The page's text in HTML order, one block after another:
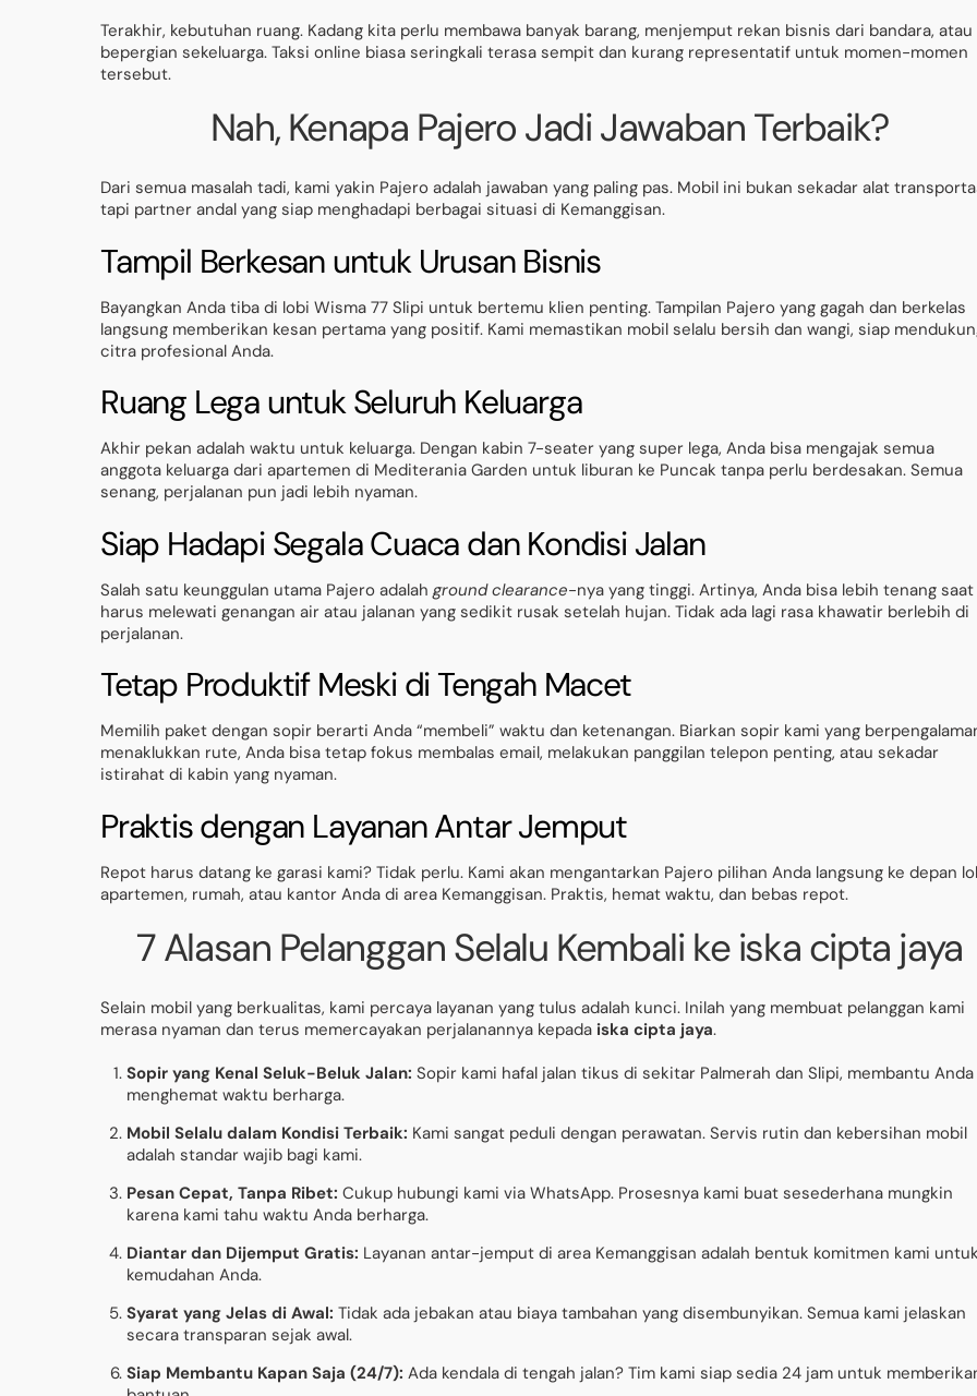
Terakhir, kebutuhan ruang. Kadang kita perlu membawa banyak barang, menjemput rekan bisnis dari bandara, atau
bepergian sekeluarga. Taksi online biasa seringkali terasa sempit dan kurang representatif untuk momen-momen
tersebut.
Nah, Kenapa Pajero Jadi Jawaban Terbaik?
Dari semua masalah tadi, kami yakin Pajero adalah jawaban yang paling pas. Mobil ini bukan sekadar alat
tapi partner andal yang siap menghadapi berbagai situasi di Kemanggisan.
Tampil Berkesan untuk Urusan Bisnis
Bayangkan Anda tiba di lobi Wisma 77 Slipi untuk bertemu klien penting. Tampilan Pajero yang gagah dan berkelas
langsung memberikan kesan pertama yang positif. Kami memastikan mobil selalu bersih dan wangi, siap
citra profesional Anda.
Ruang Lega untuk Seluruh Keluarga
Akhir pekan adalah waktu untuk keluarga. Dengan kabin 7-seater yang super lega, Anda bisa mengajak semua
anggota keluarga dari apartemen di Mediterania Garden untuk liburan ke Puncak tanpa perlu berdesakan. Semua
senang, perjalanan pun jadi lebih nyaman.
Siap Hadapi Segala Cuaca dan Kondisi Jalan
Salah satu keunggulan utama Pajero adalah ground clearance-nya yang tinggi. Artinya, Anda bisa lebih tenang saat
harus melewati genangan air atau jalanan yang sedikit rusak setelah hujan. Tidak ada lagi rasa khawatir berlebih di
perjalanan.
Tetap Produktif Meski di Tengah Macet
Memilih paket dengan sopir berarti Anda “membeli” waktu dan ketenangan. Biarkan sopir kami yang
menaklukkan rute, Anda bisa tetap fokus membalas email, melakukan panggilan telepon penting, atau sekadar
istirahat di kabin yang nyaman.
Praktis dengan Layanan Antar Jemput
Repot harus datang ke garasi kami? Tidak perlu. Kami akan mengantarkan Pajero pilihan Anda langsung ke depan
apartemen, rumah, atau kantor Anda di area Kemanggisan. Praktis, hemat waktu, dan bebas repot.
7 Alasan Pelanggan Selalu Kembali ke iska cipta jaya
Selain mobil yang berkualitas, kami percaya layanan yang tulus adalah kunci. Inilah yang membuat pelanggan kami
merasa nyaman dan terus memercayakan perjalanannya kepada iska cipta jaya.
Sopir yang Kenal Seluk-Beluk Jalan: Sopir kami hafal jalan tikus di sekitar Palmerah dan Slipi, membantu Anda
menghemat waktu berharga.
Mobil Selalu dalam Kondisi Terbaik: Kami sangat peduli dengan perawatan. Servis rutin dan kebersihan mobil
adalah standar wajib bagi kami.
Pesan Cepat, Tanpa Ribet: Cukup hubungi kami via WhatsApp. Prosesnya kami buat sesederhana mungkin
karena kami tahu waktu Anda berharga.
Diantar dan Dijemput Gratis: Layanan antar-jemput di area Kemanggisan adalah bentuk komitmen kami
kemudahan Anda.
Syarat yang Jelas di Awal: Tidak ada jebakan atau biaya tambahan yang disembunyikan. Semua kami jelaskan
secara transparan sejak awal.
Siap Membantu Kapan Saja (24/7): Ada kendala di tengah jalan? Tim kami siap sedia 24 jam untuk